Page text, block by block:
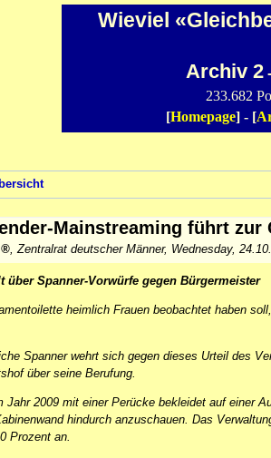
Wieviel
Archiv 2
233.682
[Homepage] - [
Mainstreaming führt
Zentralrat deutscher Männer, Wednesday,
über Spanner-Vorwürfe gegen Bürgermeister
heimlich Frauen beobachtet haben
Spanner wehrt sich gegen dieses Urteil des
über seine Berufung.
Jahr 2009 mit einer Perücke bekleidet auf einer
hindurch anzuschauen. Das
Prozent an.